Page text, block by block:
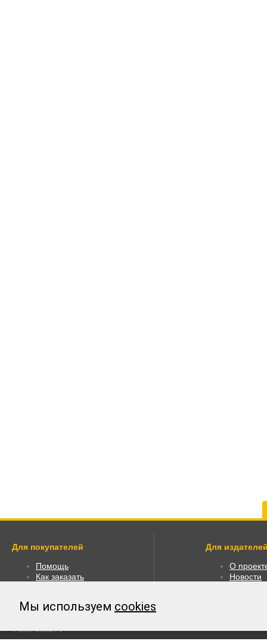
Для покупателей
Помощь
Как заказать
Оплата
Для
О
Новости
© 2026 Global F5
Мы используем cookies